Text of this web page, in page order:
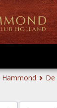
Hammond De